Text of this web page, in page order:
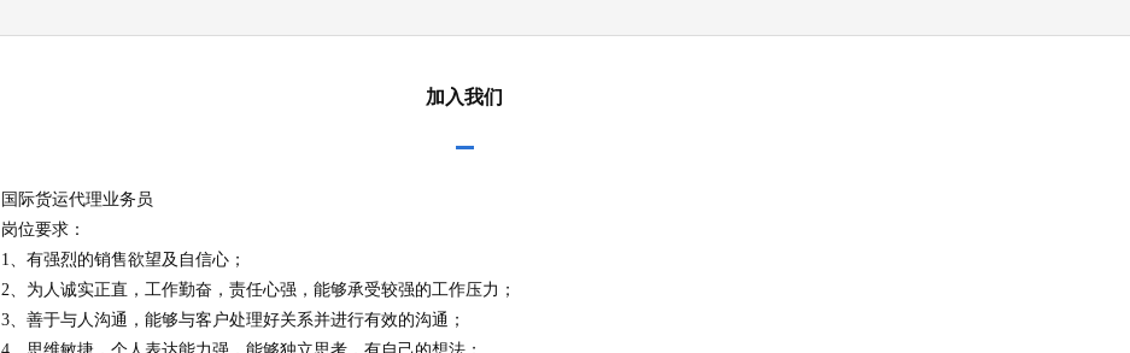
加入我们
国际货运代理业务员
岗位要求：
1、有强烈的销售欲望及自信心；
2、为人诚实正直，工作勤奋，责任心强，能够承受较强的工作压力；
3、善于与人沟通，能够与客户处理好关系并进行有效的沟通；